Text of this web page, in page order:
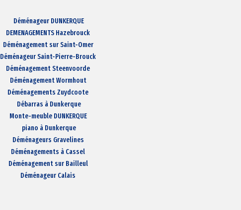
Déménageur DUNKERQUE
DEMENAGEMENTS Hazebrouck
Déménagement sur Saint-Omer
Déménageur Saint-Pierre-Brouck
Déménagement Steenvoorde
Déménagement Wormhout
Déménagements Zuydcoote
Débarras à Dunkerque
Monte-meuble DUNKERQUE
piano à Dunkerque
Déménageurs Gravelines
Déménagements à Cassel
Déménagement sur Bailleul
Déménageur Calais